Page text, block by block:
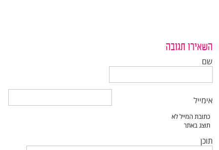
השאירו תגובה
שם
אימייל
תוכן